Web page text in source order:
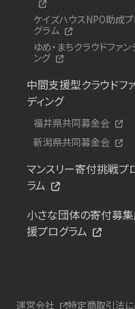
ケイズハウスNPO助成
グラム
ゆめ・まちクラウドファン
ング
中間支援型クラウドフ
ディング
福井県共同募金会
新潟県共同募金会
マンスリー寄付挑戦プ
ラム
小さな団体の寄付募
援プログラム
運営会社 特定商取引法